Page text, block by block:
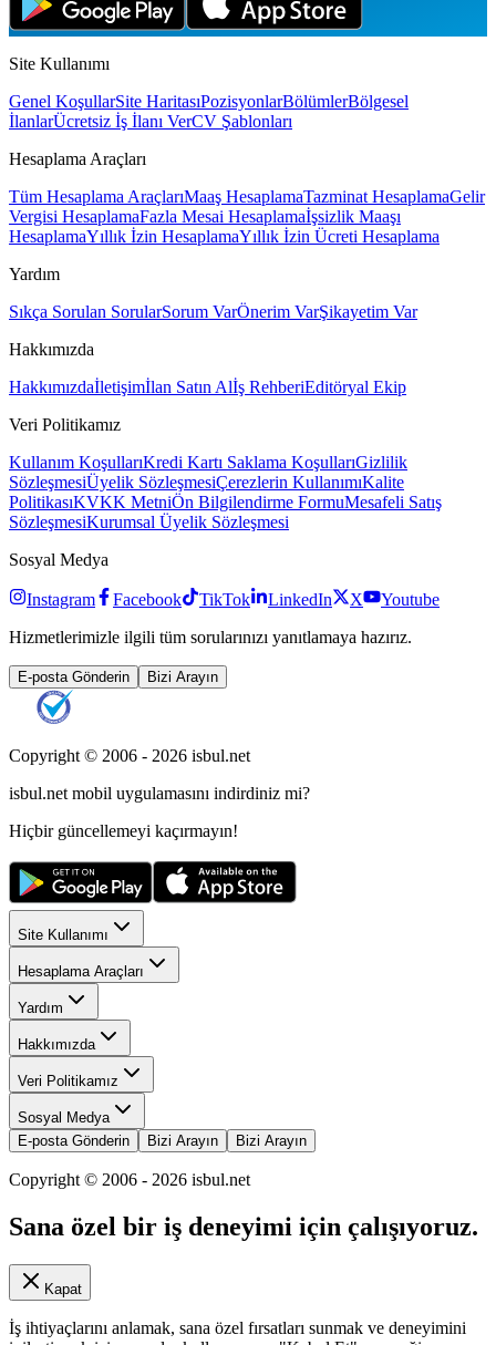
Site Kullanımı
Genel KoşullarSite HaritasıPozisyonlarBölümlerBölgesel
İlanlarÜcretsiz İş İlanı VerCV Şablonları
Hesaplama Araçları
Tüm Hesaplama AraçlarıMaaş HesaplamaTazminat HesaplamaGelir
Vergisi HesaplamaFazla Mesai Hesaplamaİşsizlik Maaşı
HesaplamaYıllık İzin HesaplamaYıllık İzin Ücreti Hesaplama
Yardım
Sıkça Sorulan SorularSorum VarÖnerim VarŞikayetim Var
Hakkımızda
Hakkımızdaİletişimİlan Satın Alİş RehberiEditöryal Ekip
Veri Politikamız
Kullanım KoşullarıKredi Kartı Saklama KoşullarıGizlilik
SözleşmesiÜyelik SözleşmesiÇerezlerin KullanımıKalite
PolitikasıKVKK MetniÖn Bilgilendirme FormuMesafeli Satış
SözleşmesiKurumsal Üyelik Sözleşmesi
Sosyal Medya
Instagram Facebook TikTok LinkedIn X
Youtube
Hizmetlerimizle ilgili tüm sorularınızı yanıtlamaya hazırız.
E-posta Gönderin Bizi Arayın
Copyright © 2006 - 2026 isbul.net
isbul.net mobil uygulamasını indirdiniz mi?
Hiçbir güncellemeyi kaçırmayın!
Site Kullanımı
Hesaplama Araçları
Yardım
Hakkımızda
Veri Politikamız
Sosyal Medya
E-posta Gönderin
Bizi Arayın Bizi Arayın
Copyright © 2006 - 2026 isbul.net
Sana özel bir iş deneyimi için çalışıyoruz.
Kapat
İş ihtiyaçlarını anlamak, sana özel fırsatları sunmak ve deneyimini